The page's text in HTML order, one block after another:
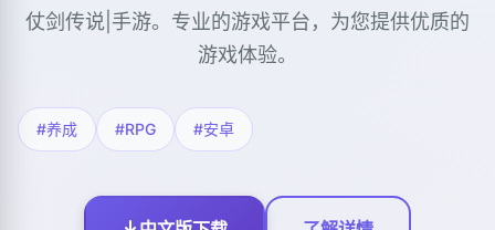
仗剑传说|手游。专业的游戏平台，为您提供优质的
游戏体验。
#养成 #RPG #安卓